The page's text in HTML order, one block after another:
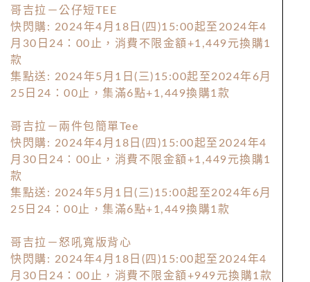
哥吉拉－公仔短TEE
快閃購: 2024年4月18日(四)15:00起至2024年4
月30日24：00止，消費不限金額+1,449元換購1
款
集點送: 2024年5月1日(三)15:00起至2024年6月
25日24：00止，集滿6點+1,449換購1款
哥吉拉－兩件包簡單Tee
快閃購: 2024年4月18日(四)15:00起至2024年4
月30日24：00止，消費不限金額+1,449元換購1
款
集點送: 2024年5月1日(三)15:00起至2024年6月
25日24：00止，集滿6點+1,449換購1款
哥吉拉－怒吼寬版背心
快閃購: 2024年4月18日(四)15:00起至2024年4
月30日24：00止，消費不限金額+949元換購1款